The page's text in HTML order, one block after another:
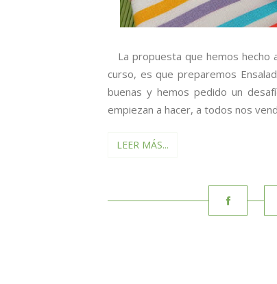
La propuesta que hemos hecho
curso, es que preparemos
buenas y hemos pedido un
empiezan a hacer, a todos nos
LEER MÁS...